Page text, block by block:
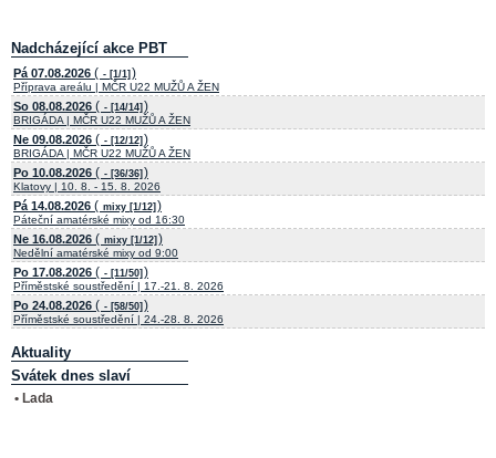
Nadcházející akce PBT
Pá 07.08.2026 ( - [1/1] )
Příprava areálu | MČR U22 MUŽŮ A ŽEN
So 08.08.2026 ( - [14/14] )
BRIGÁDA | MČR U22 MUŽŮ A ŽEN
Ne 09.08.2026 ( - [12/12] )
BRIGÁDA | MČR U22 MUŽŮ A ŽEN
Po 10.08.2026 ( - [36/36] )
Klatovy | 10. 8. - 15. 8. 2026
Pá 14.08.2026 ( mixy [1/12] )
Páteční amatérské mixy od 16:30
Ne 16.08.2026 ( mixy [1/12] )
Nedělní amatérské mixy od 9:00
Po 17.08.2026 ( - [11/50] )
Příměstské soustředění | 17.-21. 8. 2026
Po 24.08.2026 ( - [58/50] )
Příměstské soustředění | 24.-28. 8. 2026
Aktuality
Svátek dnes slaví
• Lada